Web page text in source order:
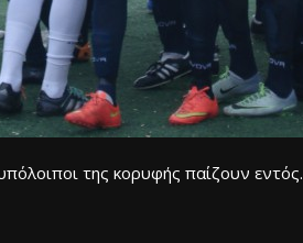
της κορυφής παίζουν εντός.